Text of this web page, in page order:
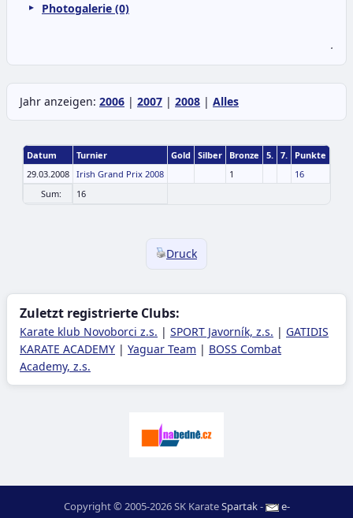
Photogalerie (0)
.
Jahr anzeigen: 2006 | 2007 | 2008 | Alles
Datum Turnier Gold Silber Bronze 5. 7.
Punkte
29.03.2008 Irish Grand Prix 2008 1
16
Sum:
16
Druck
Zuletzt registrierte Clubs:
Karate klub Novoborci z.s. | SPORT Javorník, z.s. | GATIDIS
KARATE ACADEMY | Yaguar Team | BOSS Combat
Academy, z.s.
Copyright © 2005-2026 SK KarateSpartak-
e-